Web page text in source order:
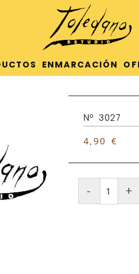
ENMARCACIÓN
Nº 3027
4,90 €
- +